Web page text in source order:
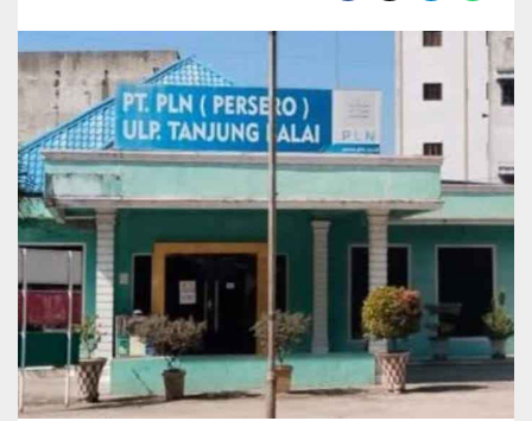
u
a
l
u
h
L
e
i
d
o
n
g
L
a
b
u
r
a